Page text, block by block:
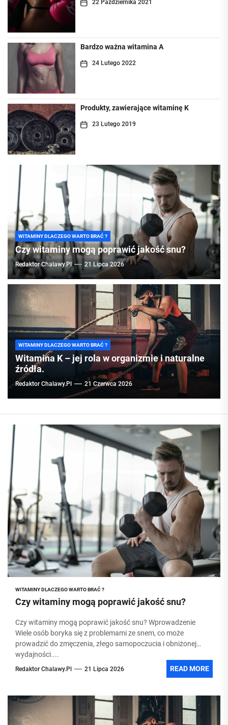
22 Października 2021
Bardzo ważna witamina A
24 Lutego 2022
Produkty, zawierające witaminę K
23 Lutego 2019
WITAMINY DLACZEGO WARTO BRAĆ ?
Czy witaminy mogą poprawić jakość snu?
Redaktor Chalawy.pl 21 Lipca 2026
WITAMINY DLACZEGO WARTO BRAĆ ?
Witamina K – jej rola w organizmie i naturalne
źródła.
Redaktor Chalawy.pl 21 Czerwca 2026
WITAMINY DLACZEGO WARTO BRAĆ ?
Czy witaminy mogą poprawić jakość snu?
Czy witaminy mogą poprawić jakość snu? Wprowadzenie
Wiele osób boryka się z problemami ze snem, co może
prowadzić do zmęczenia, złego samopoczucia i obniżonej
wydajności....
Redaktor Chalawy.pl 21 Lipca 2026 READ MORE